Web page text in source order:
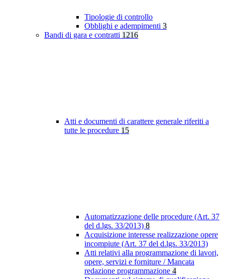
Tipologie di controllo
Obblighi e adempimenti 3
Bandi di gara e contratti 1216
Atti e documenti di carattere generale riferiti a
tutte le procedure 15
Automatizzazione delle procedure (Art. 37
del d.lgs. 33/2013) 8
Acquisizione interesse realizzazione opere
incompiute (Art. 37 del d.lgs. 33/2013)
Atti relativi alla programmazione di lavori,
opere, servizi e forniture / Mancata
redazione programmazione 4